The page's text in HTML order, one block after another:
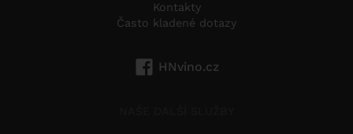
Kontakty
Často kladené dotazy
HNvino.cz